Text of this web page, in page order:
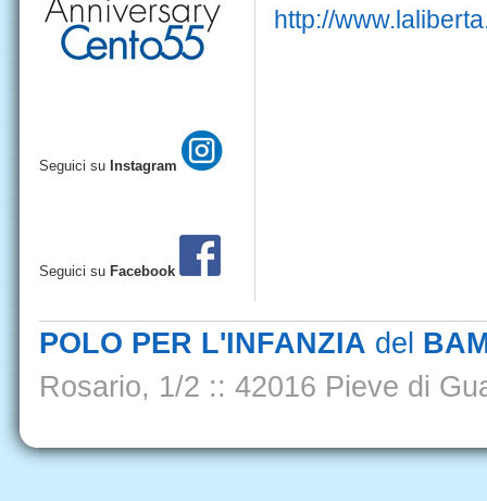
http://
Seguici su Instagram
Seguici su Facebook
POLO PER L'INFANZIA del
Rosario, 1/2 :: 42016 Pieve di